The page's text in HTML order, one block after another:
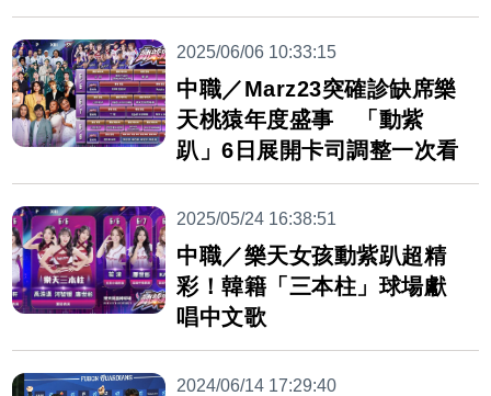
公布
2025/06/06 10:33:15
中職／Marz23突確診缺席樂
天桃猿年度盛事 「動紫
趴」6日展開卡司調整一次看
2025/05/24 16:38:51
中職／樂天女孩動紫趴超精
彩！韓籍「三本柱」球場獻
唱中文歌
2024/06/14 17:29:40